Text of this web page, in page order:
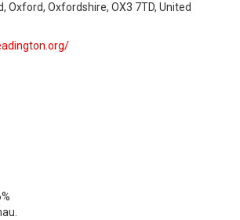
Oxford, Oxfordshire, OX3 7TD, United